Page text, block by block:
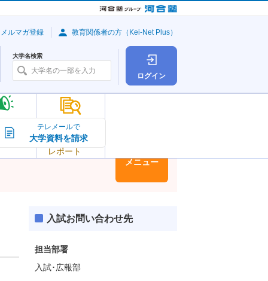
ログイン
学
大学の今
トピック＆
レポート
大学名検索
ルマガ登録 教育関係者の方（Kei-Net Plus）
テレメールで
大学資料を請求
メニュー
入試お問い合わせ先
担当部署
入試･広報部